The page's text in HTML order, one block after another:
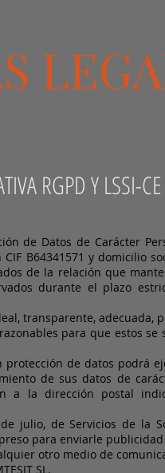
RGPD Y LSSI-CE
de Datos de Carácter
B64341571 y domicilio
de la relación que
durante el plazo
transparente, adecuada,
para que estos
de datos podrá
de sus datos de
a la dirección postal
julio, de Servicios de la
para enviarle
otro medio de
SL.